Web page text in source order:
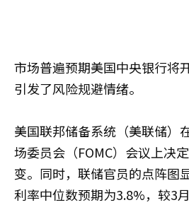
市场普遍预期美国中央银行将
引发了风险规避情绪。
美国联邦储备系统（美联储）
场委员会（FOMC）会议上决
变。同时，联储官员的点阵图
利率中位数预期为3.8%，较3